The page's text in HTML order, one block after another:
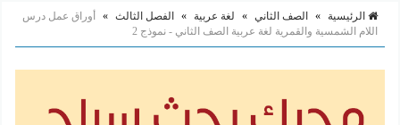
الرئيسية » الصف الثاني » لغة عربية » الفصل الثالث »
أوراق عمل درس
اللام الشمسية والقمرية لغة عربية الصف الثاني - نموذج 2